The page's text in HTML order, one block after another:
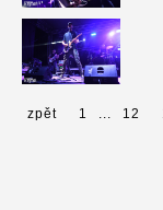
zpět 1 ... 12